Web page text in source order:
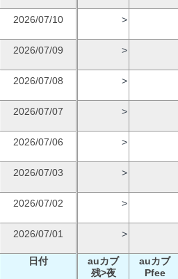
2026/07/10
>
2026/07/09
>
2026/07/08
>
2026/07/07
>
2026/07/06
>
2026/07/03
>
2026/07/02
>
2026/07/01
>
日付
auカブ
残>夜
auカブ
Pfee